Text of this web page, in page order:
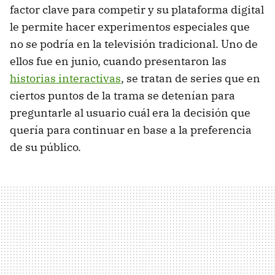
factor clave para competir y su plataforma digital
le permite hacer experimentos especiales que
no se podría en la televisión tradicional. Uno de
ellos fue en junio, cuando presentaron las
historias interactivas, se tratan de series que en
ciertos puntos de la trama se detenían para
preguntarle al usuario cuál era la decisión que
quería para continuar en base a la preferencia
de su público.